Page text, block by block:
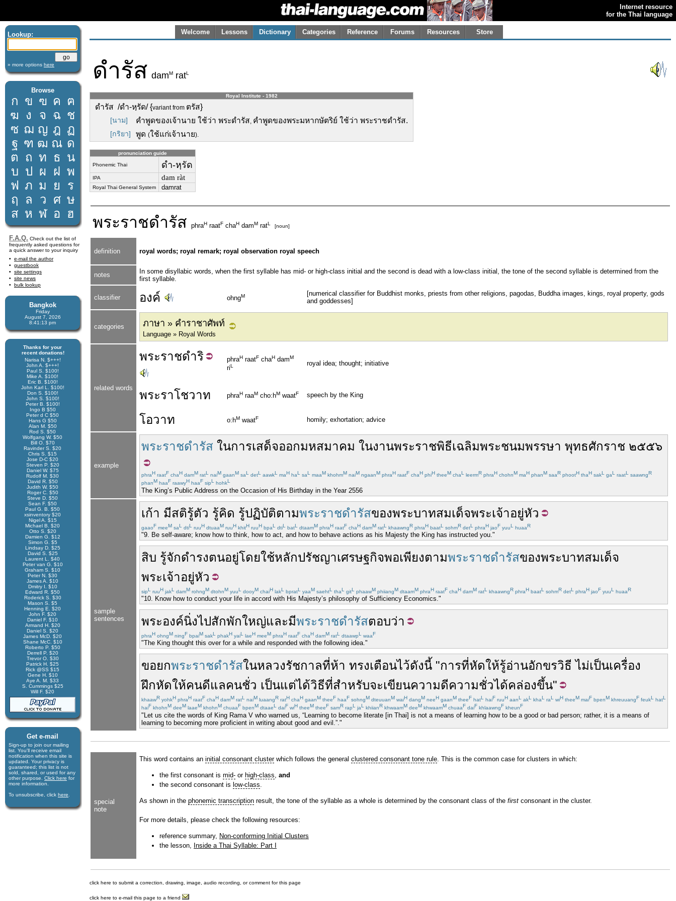
Internet resource
for the Thai language
Lookup:
» more options here
Browse
ก ข ฃ ค ฅ
ฆ ง จ ฉ ช
ซ ฌ ญ ฎ ฏ
ฐ ฑ ฒ ณ ด
ต ถ ท ธ น
บ ป ผ ฝ พ
ฟ ภ ม ย
ร
ฤ
ล ว ศ ษ
ส ห ฬ อ ฮ
F.A.Q. Check out the list of
frequently asked questions for
a quick answer to your inquiry
e-mail the author
guestbook
site settings
site news
bulk lookup
Bangkok
Friday
August 7, 2026
8:41:13 pm
Thanks for your
recent donations!
Narisa N. $+++!
John A. $+++!
Paul S. $100!
Mike A. $100!
Eric B. $100!
John Karl L. $100!
Don S. $100!
John S. $100!
Peter B. $100!
Ingo B $50
Peter d C $50
Hans G $50
Alan M. $50
Rod S. $50
Wolfgang W. $50
Bill O. $70
Ravinder S. $20
Chris S. $15
Jose D-C $20
Steven P. $20
Daniel W. $75
Rudolf M. $30
David R. $50
Judith W. $50
Roger C. $50
Steve D. $50
Sean F. $50
Paul G. B. $50
xsinventory $20
Nigel A. $15
Michael B. $20
Otto S. $20
Damien G. $12
Simon G. $5
Lindsay D. $25
David S. $25
Laurent L. $40
Peter van G. $10
Graham S. $10
Peter N. $30
James A. $10
Dmitry I. $10
Edward R. $50
Roderick S. $30
Mason S. $5
Henning E. $20
John F. $20
Daniel F. $10
Armand H. $20
Daniel S. $20
James McD. $20
Shane McC. $10
Roberto P. $50
Derrell P. $20
Trevor O. $30
Patrick H. $25
Rick @SS $15
Gene H. $10
Aye A. M. $33
S. Cummings $25
Will F. $20
Get e-mail
Sign-up to join our mail­ing
list. You'll receive e­mail
notification when this site is
updated. Your privacy is
guaran­teed; this list is not
sold, shared, or used for any
other purpose. Click here for
more infor­mation.
To unsubscribe, click here
Welcome Lessons Dictionary Categories Reference Forums Resources Store
ดำรัส damM ratL
Royal Institute - 1982
ดำรัส /ดำ-หฺรัด/ {variant from ตรัส}
[นาม] คำพูดของเจ้านาย ใช้ว่า พระดำรัส, คำพูดของพระมหากษัตริย์ ใช้ว่า พระราชดำรัส.
[กริยา] พูด (ใช้แก่เจ้านาย).
pronunciation guide
Phonemic Thai ดำ-หฺรัด
IPA dam ràt
Royal Thai General System damrat
พระราชดำรัส phraH raatF chaH damM ratL [noun]
definition royal words; royal remark; royal observation royal speech
notes
In some disyllabic words, when the first syllable has mid- or high-class initial and the second is dead with a low-class initial, the tone of the second syllable is determined from the
first syllable.
classifier องค์ ohngM
[numerical classifier for Buddhist monks, priests from other religions, pagodas, Buddha images, kings, royal property, gods
and goddesses]
categories ภาษา » คำราชาศัพท์
Language » Royal Words
related words
พระราชดำริ phraH raatF chaH damM
riL royal idea; thought; initiative
พระราโชวาท phraH raaM cho:hM waatF speech by the King
โอวาท o:hM waatF homily; exhortation; advice
example
พระราชดำรัส ในการเสด็จออกมหสมาคม ในงานพระราชพิธีเฉลิมพระชนมพรรษา พุทธศักราช ๒๕๕๖
phraH raatF chaH damM ratL naiM gaanM saL detL aawkL maH haL saL maaM khohmM naiM ngaanM phraH raatF chaH phiH theeM chaL leermR phraH chohnM maH phanM saaR phootH thaH sakL gaL raatL saawngR
phanM haaF raawyH haaF sipL hohkL
The King’s Public Address on the Occasion of His Birthday in the Year 2556
sample
sentences
เก้า มีสติรู้ตัว รู้คิด รู้ปฏิบัติตามพระราชดำรัสของพระบาทสมเด็จพระเจ้าอยู่หัว
gaaoF meeM saL dtiL ruuH dtuaaM ruuH khitH ruuH bpaL dtiL batL dtaamM phraH raatF chaH damM ratL khaawngR phraH baatL sohmR detL phraH jaoF yuuL huaaR
"9. Be self-aware; know how to think, how to act, and how to behave actions as his Majesty the King has instructed you."
สิบ รู้จักดำรงตนอยู่โดยใช้หลักปรัชญาเศรษฐกิจพอเพียงตามพระราชดำรัสของพระบาทสมเด็จ
พระเจ้าอยู่หัว
sipL ruuH jakL damM rohngM dtohnM yuuL dooyM chaiH lakL bpratL yaaM saehtL thaL gitL phaawM phiiangM dtaamM phraH raatF chaH damM ratL khaawngR phraH baatL sohmR detL phraH jaoF yuuL huaaR
"10. Know how to conduct your life in accord with His Majesty’s philosophy of Sufficiency Economics."
พระองค์นิ่งไปสักพักใหญ่และมีพระราชดำรัสตอบว่า
phraH ohngM ningF bpaiM sakL phakH yaiL laeH meeM phraH raatF chaH damM ratL dtaawpL waaF
"The King thought this over for a while and responded with the following idea."
ขอยกพระราชดำรัสในหลวงรัชกาลที่ห้า ทรงเตือนไว้ดังนี้ "การที่หัดให้รู้อ่านอักขรวิธี ไม่เป็นเครื่อง
ฝึกหัดให้คนดีแลคนชั่ว เป็นแต่ได้วิธีที่สำหรับจะเขียนความดีความชั่วได้คล่องขึ้น"
khaawR yohkH phraH raatF chaH damM ratL naiM luaangR ratH chaH gaanM theeF haaF sohngM dteuuanM waiH dangM neeH gaanM theeF hatL haiF ruuH aanL akL khaL raL wiH theeM maiF bpenM khreuuangF feukL hatL
haiF khohnM deeM laaeM khohnM chuaaF bpenM dtaaeL daiF wiH theeM theeF samR rapL jaL khiianR khwaamM deeM khwaamM chuaaF daiF khlaawngF kheunF
"Let us cite the words of King Rama V who warned us, “Learning to become literate [in Thai] is not a means of learning how to be a good or bad person; rather, it is a means of
learning to becoming more proficient in writing about good and evil.”."
special
note
This word contains an initial consonant clusterwhich follows the general clustered consonant tone rule. This is the common case for clusters in which:
the first consonant is mid- or high-class, and
the second consonant is low-class.
As shown in the phonemic transcription result, the tone of the syllable as a whole is determined by the consonant class of the first consonant in the cluster.
For more details, please check the following resources:
reference summary, Non-conforming Initial Clusters
the lesson, Inside a Thai Syllable: Part I
click here to submit a correction, drawing, image, audio recording, or comment for this page
click here to e-mail this page to a friend